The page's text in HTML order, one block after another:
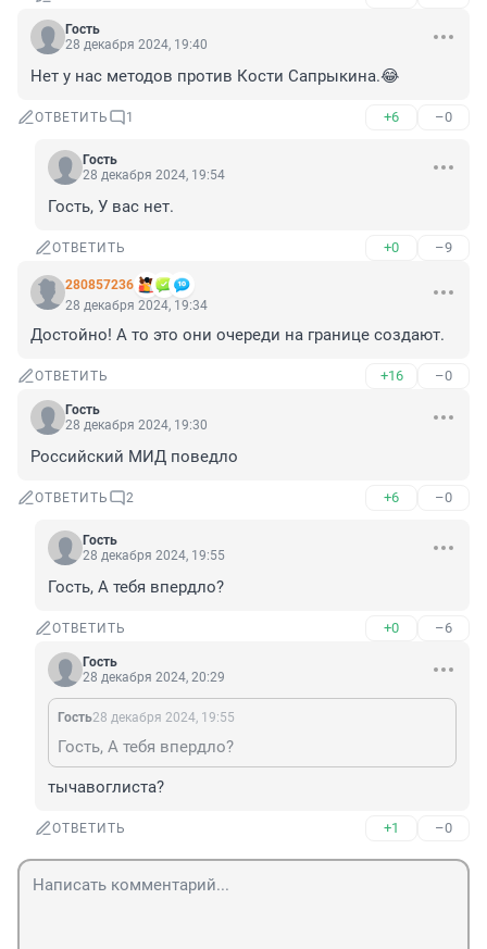
Гость
28 декабря 2024, 19:40
Нет у нас методов против Кости Сапрыкина.😂
ОТВЕТИТЬ 1 +6 –0
Гость
28 декабря 2024, 19:54
Гость, У вас нет.
ОТВЕТИТЬ +0 –9
280857236
28 декабря 2024, 19:34
Достойно! А то это они очереди на границе создают.
ОТВЕТИТЬ +16 –0
Гость
28 декабря 2024, 19:30
Российский МИД поведло
ОТВЕТИТЬ 2 +6 –0
Гость
28 декабря 2024, 19:55
Гость, А тебя впердло?
ОТВЕТИТЬ +0 –6
Гость
28 декабря 2024, 20:29
Гость28 декабря 2024, 19:55
Гость, А тебя впердло?
тычавоглиста?
ОТВЕТИТЬ +1 –0